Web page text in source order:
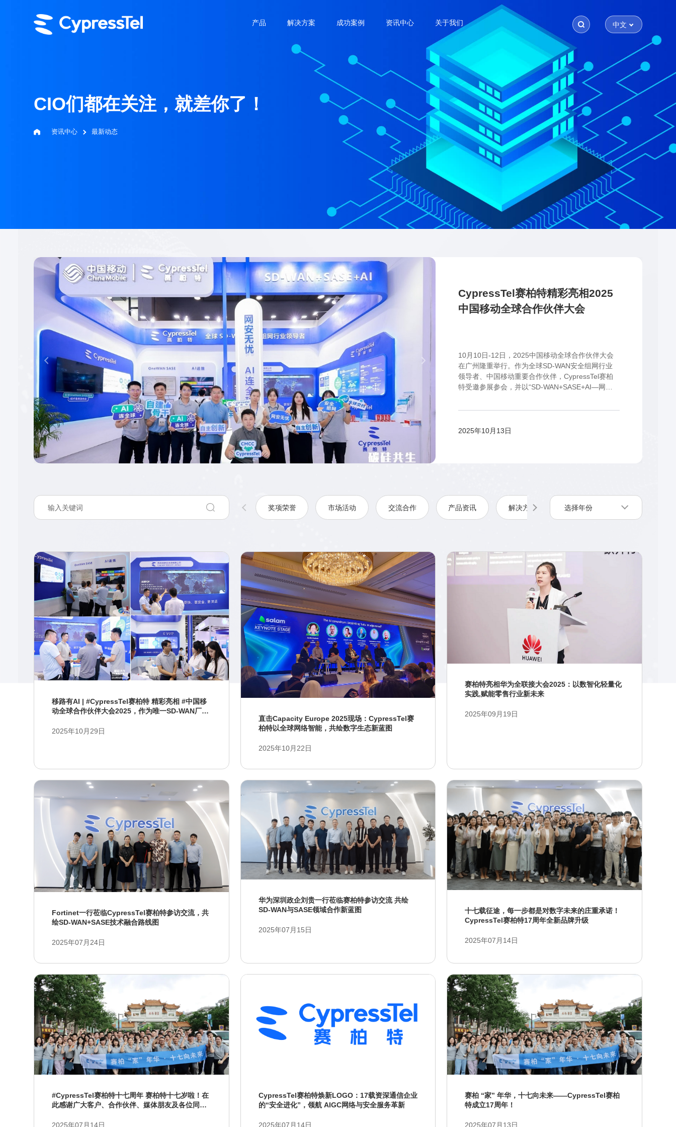
产品 解决方案 成功案例 资讯中心 关于我们 中文
CIO们都在关注，就差你了！
资讯中心 最新动态
CypressTel赛柏特精彩亮相2025
中国移动全球合作伙伴大会
10月10日-12日，2025中国移动全球合作伙伴大会
在广州隆重举行。作为全球SD-WAN安全组网行业
领导者、中国移动重要合作伙伴，CypressTel赛柏
特受邀参展参会，并以“SD-WAN+SASE+AI—网安
2025年10月13日
奖项荣誉 市场活动 交流合作 产品资讯 解决方案 企业组网
选择年份
移路有AI | #CypressTel赛柏特 精彩亮相 #中国移
动全球合作伙伴大会2025，作为唯一SD-WAN厂商
2025年10月29日
直击Capacity Europe 2025现场：CypressTel赛
柏特以全球网络智能，共绘数字生态新蓝图​
2025年10月22日
赛柏特亮相华为全联接大会2025：以数智化轻量化
实践,赋能零售行业新未来
2025年09月19日
Fortinet一行莅临CypressTel赛柏特参访交流，共
绘SD-WAN+SASE技术融合路线图
2025年07月24日
华为深圳政企刘贵一行莅临赛柏特参访交流 共绘
SD-WAN与SASE领域合作新蓝图
2025年07月15日
十七载征途，每一步都是对数字未来的庄重承诺！
CypressTel赛柏特17周年全新品牌升级
2025年07月14日
#CypressTel赛柏特十七周年 赛柏特十七岁啦！在
此感谢广大客户、合作伙伴、媒体朋友及各位同事
2025年07月14日
CypressTel赛柏特焕新LOGO：17载资深通信企业
的“安全进化”，领航 AIGC网络与安全服务革新
2025年07月14日
赛柏 “家” 年华，十七向未来——CypressTel赛柏
特成立17周年！
2025年07月13日